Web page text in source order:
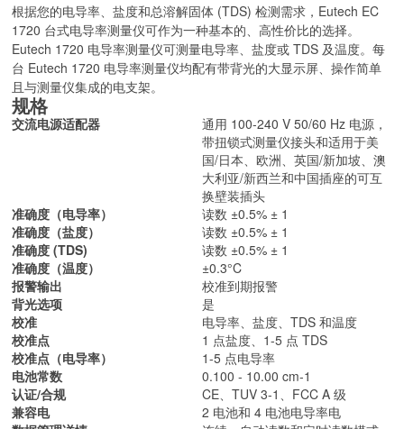
根据您的电导率、盐度和总溶解固体 (TDS) 检测需求，Eutech EC
1720 台式电导率测量仪可作为一种基本的、高性价比的选择。
Eutech 1720 电导率测量仪可测量电导率、盐度或 TDS 及温度。每
台 Eutech 1720 电导率测量仪均配有带背光的大显示屏、操作简单
且与测量仪集成的电支架。
规格
交流电源适配器
通用 100-240 V 50/60 Hz 电源，
带扭锁式测量仪接头和适用于美
国/日本、欧洲、英国/新加坡、澳
大利亚/新西兰和中国插座的可互
换壁装插头
准确度（电导率）
读数 ±0.5% ± 1
准确度（盐度）
读数 ±0.5% ± 1
准确度 (TDS)
读数 ±0.5% ± 1
准确度（温度）
±0.3°C
报警输出
校准到期报警
背光选项
是
校准
电导率、盐度、TDS 和温度
校准点
1 点盐度、1-5 点 TDS
校准点（电导率）
1-5 点电导率
电池常数
0.100 - 10.00 cm-1
认证/合规
CE、TUV 3-1、FCC A 级
兼容电
2 电池和 4 电池电导率电